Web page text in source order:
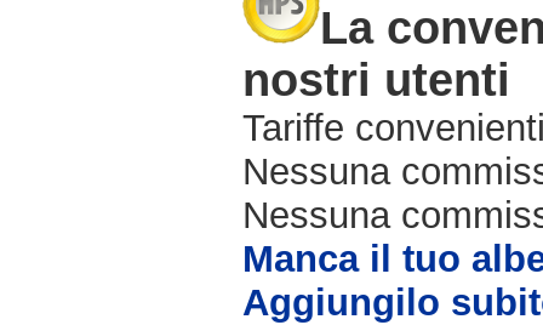
La
nostri utenti
Tariffe
Nessuna
Nessuna
Manca il tuo
Aggiungilo